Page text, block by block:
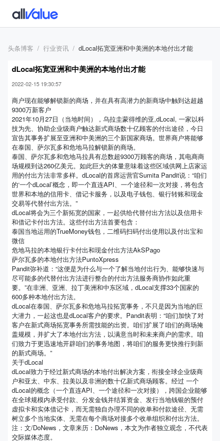
头条博客 行业资讯 dLocal拓宽亚洲和中美洲的本地付出才能
dLocal拓宽亚洲和中美洲的本地付出才能
2022-02-15 19:30:57
商户现在能够解锁新的商场，并在具有高潜力的新商场中触到达超越
9300万新客户
2021年10月27日（当地时间），乌拉圭蒙得维的亚,dLocal, 一家以科
技为先、协助企业级商户触达新式商场数十亿顾客的付出途径，今日
宣告其事务扩展至亚洲和中美洲的三个新国家商场。世界商户将能够
在泰国、萨尔瓦多和危地马拉解锁新的商场。
泰国、萨尔瓦多和危地马拉具有总数超9300万顾客的商场，其电商商
场规模到达260亿美元。如此巨大的体量意味着这些区域供网上店家运
用的付出方法非常多样。dLocal的首席运营官Sumita Pandit说：“咱们
的‘一个dLocal’概念，即一个直连API、一个途径和一次对接，将包含
世界和本地的信用卡、借记卡服务，以及电子钱包、银行转账和现金
交易等代替付出方法。”
dLocal将会为三个新拓宽的国家，一起供给代替付出方法以及信用卡
和借记卡付出方法。这些付出方法首要包含：
泰国当地运用的TrueMoney钱包，二维码扫码付出使用以及付出宝和
微信
危地马拉的本地银行卡付出和现金付出方法AkSPago
萨尔瓦多的本地付出方法PuntoXpress
Pandit弥补道：“这便是为什么与一个了解当地付出行为、能够快速与
尽可能多的代替付出方法进行整合的付出方法服务商协作如此重
要。”在非洲、亚洲、拉丁美洲和中东区域，dLocal支撑33个国家的
600多种本地付出方法。
dLocal在泰国、萨尔瓦多和危地马拉拓宽事务，不只是因为当地的巨
大潜力，一起这也是dLocal客户的要求。Pandit表明：“咱们加快了对
客户在新式商场拓宽事务所需技能的出资。咱们扩展了咱们的商场掩
盖规模，并扩大了本地付出方法，以满意当时和未来商户的需求。咱
们致力于更迅速地开辟咱们的事务地图，将咱们的服务更快推行到新
的新式商场。”
关于dLocal
dLocal致力于经过新式商场的本地付出解决方案，衔接全球企业级商
户和亚太、中东、拉美以及非洲的数十亿新式商场顾客。经过 一个
dLocal的概念（一个直连API、一个途径和一次对接），跨国企业能够
在全球规模内承受付款、分发金钱并结算资金、发行当地钱银的预付
虚拟卡和实体借记卡，而无需独自办理不同的收单和付款途径、无需
树立多个当地实体、无需在每个商场对接多个收单组织和付出方法。
注：文/DoNews，文章来历：DoNews，本文为作者独立观念，不代表
交际媒体态度。